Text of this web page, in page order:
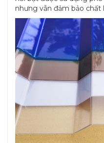
nhưng vẫn đảm bảo chất